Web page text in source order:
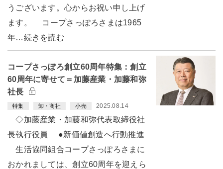
うございます。心からお祝い申し上げ
ます。 コープさっぽろさまは1965
年…続きを読む
コープさっぽろ創立60周年特集：創立
60周年に寄せて＝加藤産業・加藤和弥
社長
特集 卸・商社 小売 2025.08.14
◇加藤産業・加藤和弥代表取締役社
長執行役員 ●新価値創造へ行動推進
生活協同組合コープさっぽろさまに
おかれましては、創立60周年を迎えら